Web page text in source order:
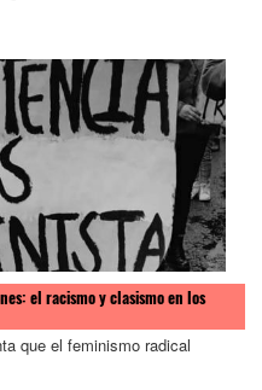
el racismo y clasismo en los
que el feminismo radical